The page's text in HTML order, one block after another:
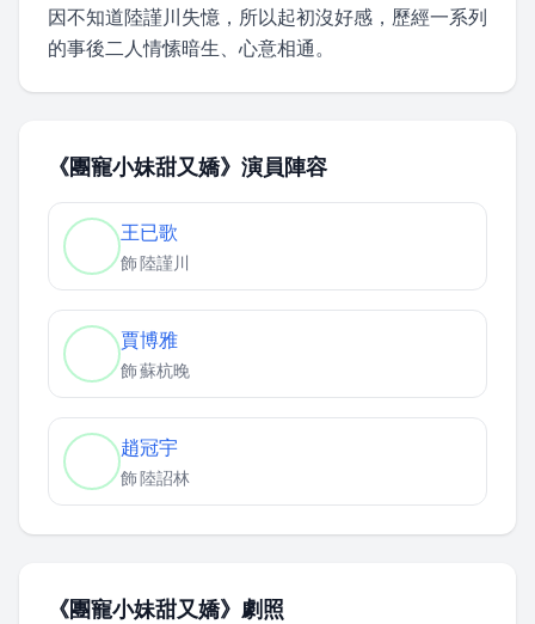
因不知道陸謹川失憶，所以起初沒好感，歷經一系列
的事後二人情愫暗生、心意相通。
《團寵小妹甜又嬌》演員陣容
王已歌
飾陸謹川
賈博雅
飾蘇杭晚
趙冠宇
飾陸詔林
《團寵小妹甜又嬌》劇照